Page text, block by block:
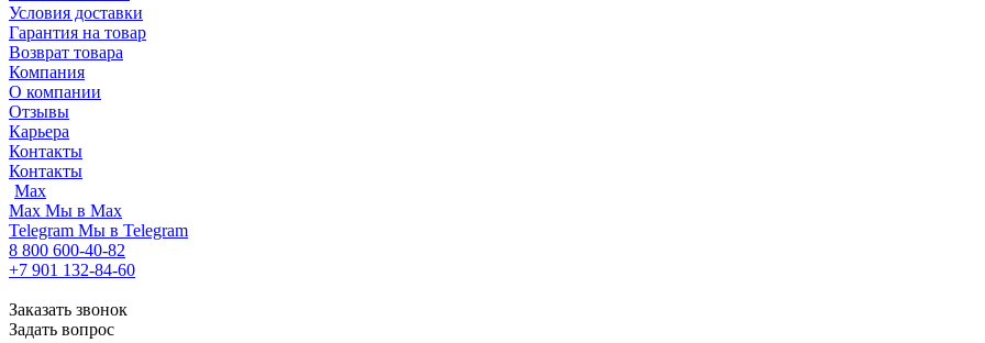
Условия доставки
Гарантия на товар
Возврат товара
Компания
О компании
Отзывы
Карьера
Контакты
Контакты
Max
Max Мы в Max
Telegram Мы в Telegram
8 800 600-40-82
+7 901 132-84-60
Заказать звонок
Задать вопрос